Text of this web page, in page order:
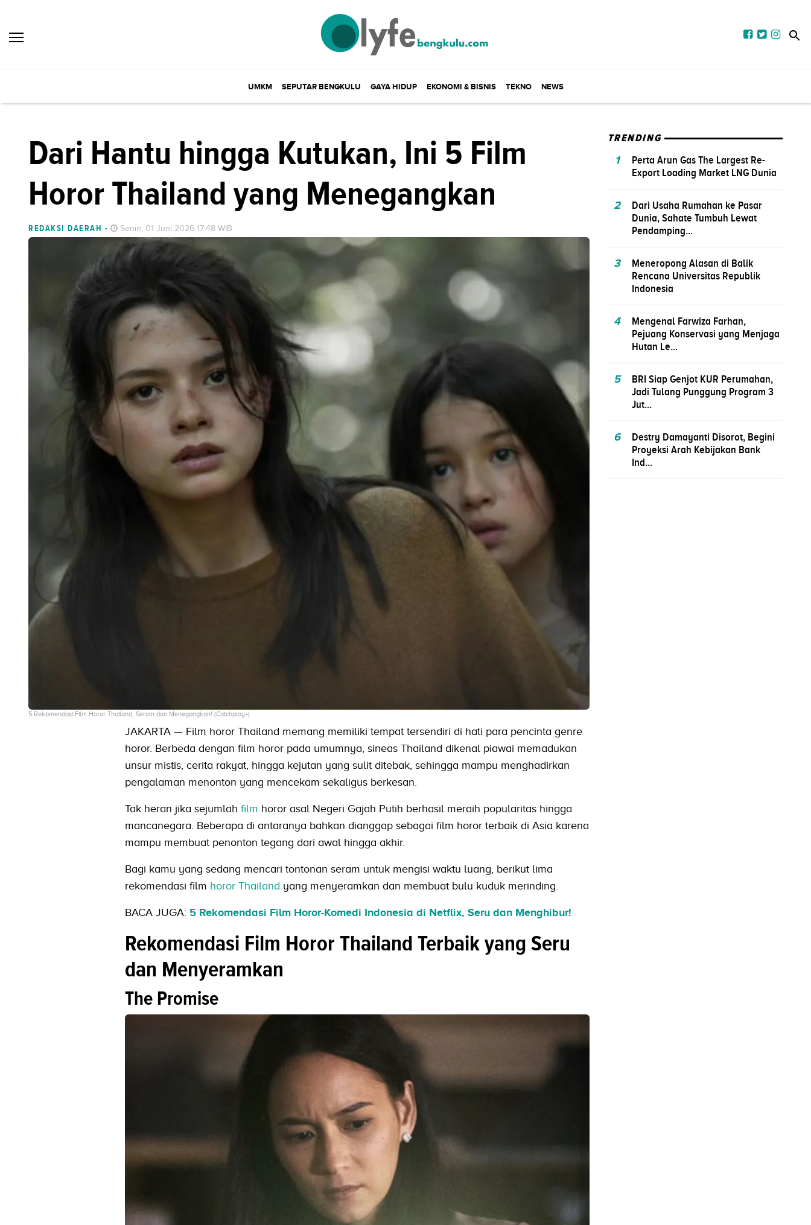
UMKM SEPUTAR BENGKULU GAYA HIDUP EKONOMI & BISNIS TEKNO NEWS
Dari Hantu hingga Kutukan, Ini 5 Film
Horor Thailand yang Menegangkan
REDAKSI DAERAH - Senin, 01 Juni 2026 17:48 WIB
5 Rekomendasi Film Horor Thailand, Seram dan Menegangkan! (Catchplay+)
JAKARTA — Film horor Thailand memang memiliki tempat tersendiri di hati para pencinta genre
horor. Berbeda dengan film horor pada umumnya, sineas Thailand dikenal piawai memadukan
unsur mistis, cerita rakyat, hingga kejutan yang sulit ditebak, sehingga mampu menghadirkan
pengalaman menonton yang mencekam sekaligus berkesan.
Tak heran jika sejumlah film horor asal Negeri Gajah Putih berhasil meraih popularitas hingga
mancanegara. Beberapa di antaranya bahkan dianggap sebagai film horor terbaik di Asia karena
mampu membuat penonton tegang dari awal hingga akhir.
Bagi kamu yang sedang mencari tontonan seram untuk mengisi waktu luang, berikut lima
rekomendasi film horor Thailand yang menyeramkan dan membuat bulu kuduk merinding.
BACA JUGA: 5 Rekomendasi Film Horor-Komedi Indonesia di Netflix, Seru dan Menghibur!
Rekomendasi Film Horor Thailand Terbaik yang Seru
dan Menyeramkan
The Promise
TRENDING
1
Perta Arun Gas The Largest Re-
Export Loading Market LNG Dunia
2
Dari Usaha Rumahan ke Pasar
Dunia, Sahate Tumbuh Lewat
Pendamping...
3
Meneropong Alasan di Balik
Rencana Universitas Republik
Indonesia
4
Mengenal Farwiza Farhan,
Pejuang Konservasi yang Menjaga
Hutan Le...
5
BRI Siap Genjot KUR Perumahan,
Jadi Tulang Punggung Program 3
Jut...
6
Destry Damayanti Disorot, Begini
Proyeksi Arah Kebijakan Bank
Ind...